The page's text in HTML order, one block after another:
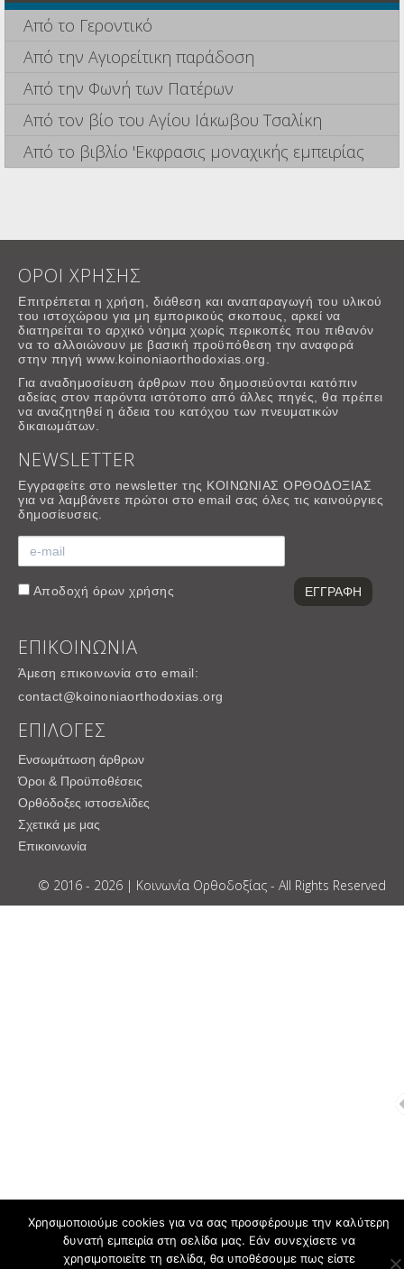
Από το Γεροντικό
Από την Αγιορείτικη παράδοση
Από την Φωνή των Πατέρων
Από τον βίο του Αγίου Ιάκωβου Τσαλίκη
Από το βιβλίο 'Εκφρασις μοναχικής εμπειρίας
ΟΡΟΙ ΧΡΗΣΗΣ
Επιτρέπεται η χρήση, διάθεση και αναπαραγωγή του υλικού
του ιστοχώρου για μη εμπορικούς σκοπους, αρκεί να
διατηρείται το αρχικό νόημα χωρίς περικοπές που πιθανόν
να το αλλοιώνουν με βασική προϋπόθεση την αναφορά
στην πηγή www.koinoniaorthodoxias.org.
Για αναδημοσίευση άρθρων που δημοσιεύονται κατόπιν
αδείας στον παρόντα ιστότοπο από άλλες πηγές, θα πρέπει
να αναζητηθεί η άδεια του κατόχου των πνευματικών
δικαιωμάτων.
NEWSLETTER
Εγγραφείτε στο newsletter της ΚΟΙΝΩΝΙΑΣ ΟΡΘΟΔΟΞΙΑΣ
για να λαμβάνετε πρώτοι στο email σας όλες τις καινούργιες
δημοσίευσεις.
Αποδοχή όρων χρήσης
ΕΠΙΚΟΙΝΩΝΙΑ
Άμεση επικοινωνία στο email:
contact@koinoniaorthodoxias.org
ΕΠΙΛΟΓΕΣ
Ενσωμάτωση άρθρων
Όροι & Προϋποθέσεις
Ορθόδοξες ιστοσελίδες
Σχετικά με μας
Επικοινωνία
© 2016 - 2026 | Κοινωνία Ορθοδοξίας - All Rights Reserved
Χρησιμοποιούμε cookies για να σας προσφέρουμε την καλύτερη
δυνατή εμπειρία στη σελίδα μας. Εάν συνεχίσετε να
χρησιμοποιείτε τη σελίδα, θα υποθέσουμε πως είστε